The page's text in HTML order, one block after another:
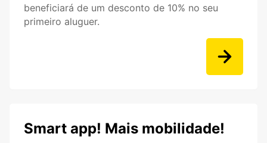
beneficiará de um desconto de 10% no seu
primeiro aluguer.
Smart app! Mais mobilidade!